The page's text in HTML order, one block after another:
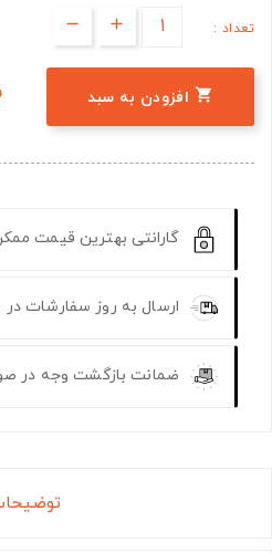
تعداد :
 افزودن به سبد
گارانتی بهترین قیمت
ارسال به روز سفارشات
ضمانت بازگشت وجه در